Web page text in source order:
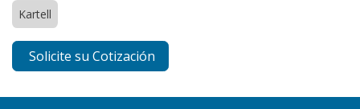
Kartell
Solicite su Cotización